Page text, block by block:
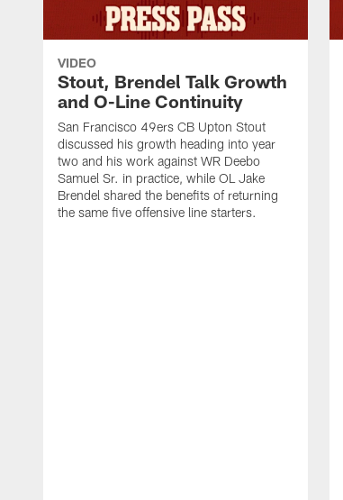
VIDEO
Stout, Brendel Talk Growth
and O-Line Continuity
San Francisco 49ers CB Upton Stout
discussed his growth heading into year
two and his work against WR Deebo
Samuel Sr. in practice, while OL Jake
Brendel shared the benefits of returning
the same five offensive line starters.